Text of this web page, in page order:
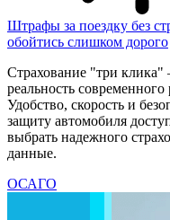
Штрафы за поездку без
обойтись слишком дорого
Страхование "три клика"
реальность
Удобство, скорость и
защиту автомобиля
выбрать надежного
данные.
ОСАГО